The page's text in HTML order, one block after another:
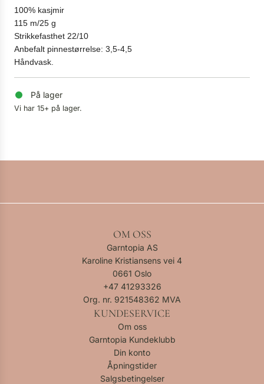
100% kasjmir
115 m/25 g
Strikkefasthet 22/10
Anbefalt pinnestørrelse: 3,5-4,5
Håndvask.
På lager
Vi har 15+ på lager.
OM OSS
Garntopia AS
Karoline Kristiansens vei 4
0661 Oslo
+47 41293326
Org. nr. 921548362 MVA
KUNDESERVICE
Om oss
Garntopia Kundeklubb
Din konto
Åpningstider
Salgsbetingelser